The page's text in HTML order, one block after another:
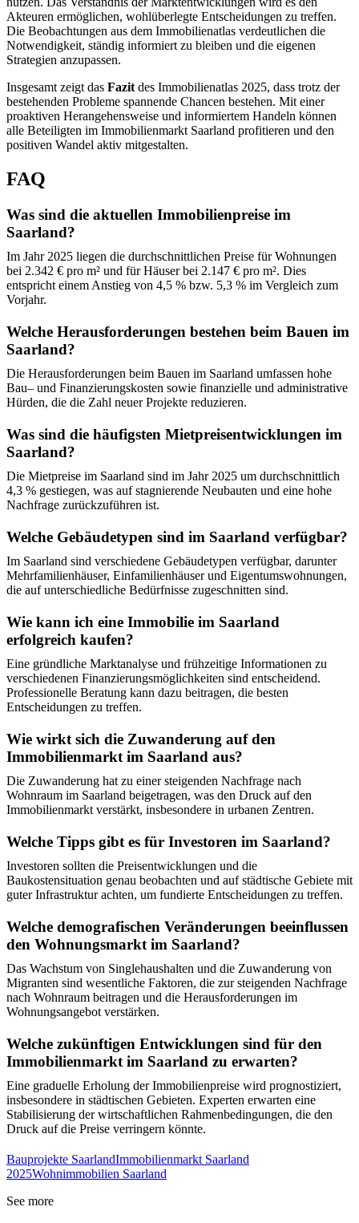
Akteuren ermöglichen, wohlüberlegte Entscheidungen zu treffen.
Die Beobachtungen aus dem Immobilienatlas verdeutlichen die
Notwendigkeit, ständig informiert zu bleiben und die eigenen
Strategien anzupassen.
Insgesamt zeigt das Fazit des Immobilienatlas 2025, dass trotz der
bestehenden Probleme spannende Chancen bestehen. Mit einer
proaktiven Herangehensweise und informiertem Handeln können
alle Beteiligten im Immobilienmarkt Saarland profitieren und den
positiven Wandel aktiv mitgestalten.
FAQ
Was sind die aktuellen Immobilienpreise im
Saarland?
Im Jahr 2025 liegen die durchschnittlichen Preise für Wohnungen
bei 2.342 € pro m² und für Häuser bei 2.147 € pro m². Dies
entspricht einem Anstieg von 4,5 % bzw. 5,3 % im Vergleich zum
Vorjahr.
Welche Herausforderungen bestehen beim Bauen im
Saarland?
Die Herausforderungen beim Bauen im Saarland umfassen hohe
Bau– und Finanzierungskosten sowie finanzielle und administrative
Hürden, die die Zahl neuer Projekte reduzieren.
Was sind die häufigsten Mietpreisentwicklungen im
Saarland?
Die Mietpreise im Saarland sind im Jahr 2025 um durchschnittlich
4,3 % gestiegen, was auf stagnierende Neubauten und eine hohe
Nachfrage zurückzuführen ist.
Welche Gebäudetypen sind im Saarland verfügbar?
Im Saarland sind verschiedene Gebäudetypen verfügbar, darunter
Mehrfamilienhäuser, Einfamilienhäuser und Eigentumswohnungen,
die auf unterschiedliche Bedürfnisse zugeschnitten sind.
Wie kann ich eine Immobilie im Saarland
erfolgreich kaufen?
Eine gründliche Marktanalyse und frühzeitige Informationen zu
verschiedenen Finanzierungsmöglichkeiten sind entscheidend.
Professionelle Beratung kann dazu beitragen, die besten
Entscheidungen zu treffen.
Wie wirkt sich die Zuwanderung auf den
Immobilienmarkt im Saarland aus?
Die Zuwanderung hat zu einer steigenden Nachfrage nach
Wohnraum im Saarland beigetragen, was den Druck auf den
Immobilienmarkt verstärkt, insbesondere in urbanen Zentren.
Welche Tipps gibt es für Investoren im Saarland?
Investoren sollten die Preisentwicklungen und die
Baukostensituation genau beobachten und auf städtische Gebiete mit
guter Infrastruktur achten, um fundierte Entscheidungen zu treffen.
Welche demografischen Veränderungen beeinflussen
den Wohnungsmarkt im Saarland?
Das Wachstum von Singlehaushalten und die Zuwanderung von
Migranten sind wesentliche Faktoren, die zur steigenden Nachfrage
nach Wohnraum beitragen und die Herausforderungen im
Wohnungsangebot verstärken.
Welche zukünftigen Entwicklungen sind für den
Immobilienmarkt im Saarland zu erwarten?
Eine graduelle Erholung der Immobilienpreise wird prognostiziert,
insbesondere in städtischen Gebieten. Experten erwarten eine
Stabilisierung der wirtschaftlichen Rahmenbedingungen, die den
Druck auf die Preise verringern könnte.
Bauprojekte SaarlandImmobilienmarkt Saarland
2025Wohnimmobilien Saarland
See more